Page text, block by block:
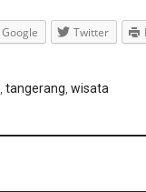
Google Twitter
tangerang wisata